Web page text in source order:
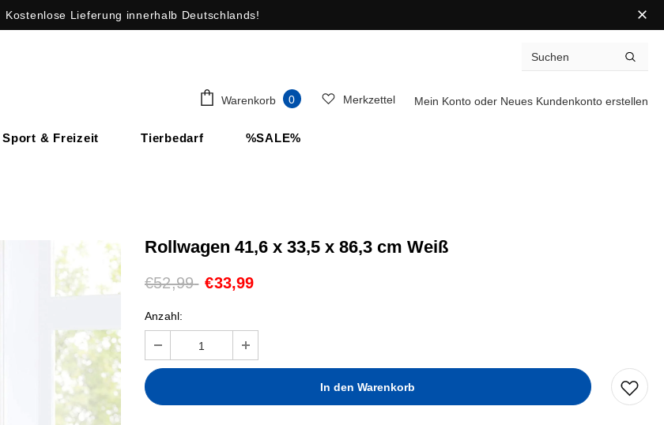
Kostenlose Lieferung innerhalb Deutschlands!
Warenkorb 0 Merkzettel Mein Konto oder Neues Kundenkonto erstellen
Sport & Freizeit Tierbedarf %SALE%
Rollwagen 41,6 x 33,5 x 86,3 cm Weiß
€52,99 €33,99
Anzahl: